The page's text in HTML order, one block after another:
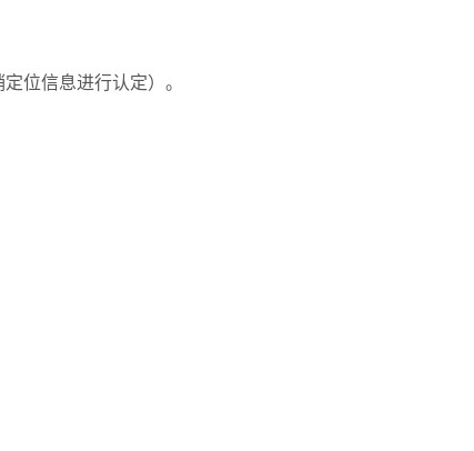
位信息进行认定）。